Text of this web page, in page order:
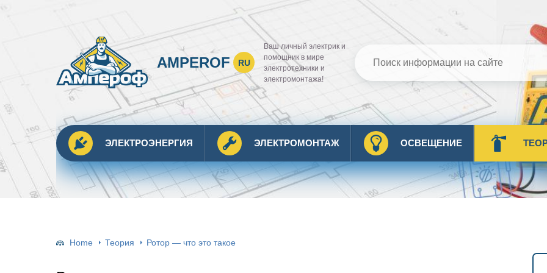
AMPEROF RU
Ваш личный электрик и
помощник в мире
электротехники и
электромонтажа!
ЭЛЕКТРОЭНЕРГИЯ ЭЛЕКТРОМОНТАЖ ОСВЕЩЕНИЕ
Home Теория Ротор — что это такое